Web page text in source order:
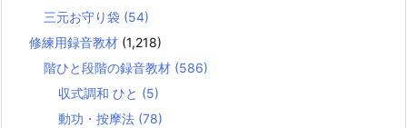
三元お守り袋 (54)
修練用録音教材 (1,218)
階ひと段階の録音教材 (586)
収式調和 ひと (5)
動功・按摩法 (78)